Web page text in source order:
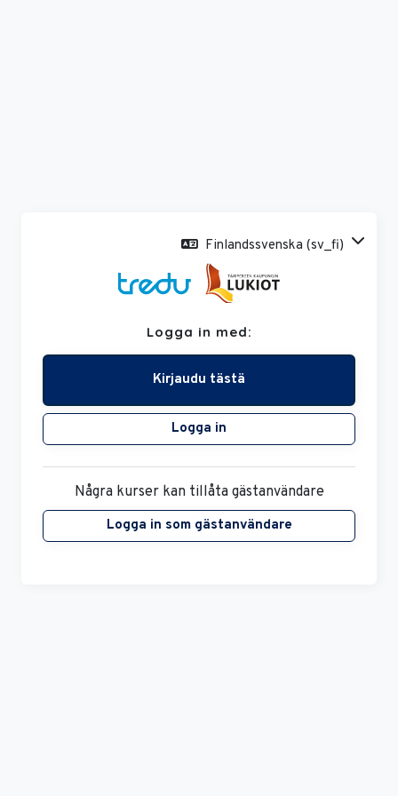
Finlandssvenska ‎(sv_fi)‎
Hoppa till registreringLogga in med:
Kirjaudu tästä
Logga in
Några kurser kan tillåta gästanvändare
Logga in som gästanvändare